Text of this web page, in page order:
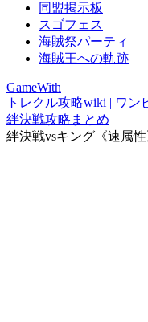
同盟掲示板
スゴフェス
海賊祭パーティ
海賊王への軌跡
GameWith
トレクル攻略wiki | ワ
絆決戦攻略まとめ
絆決戦vsキング《速属